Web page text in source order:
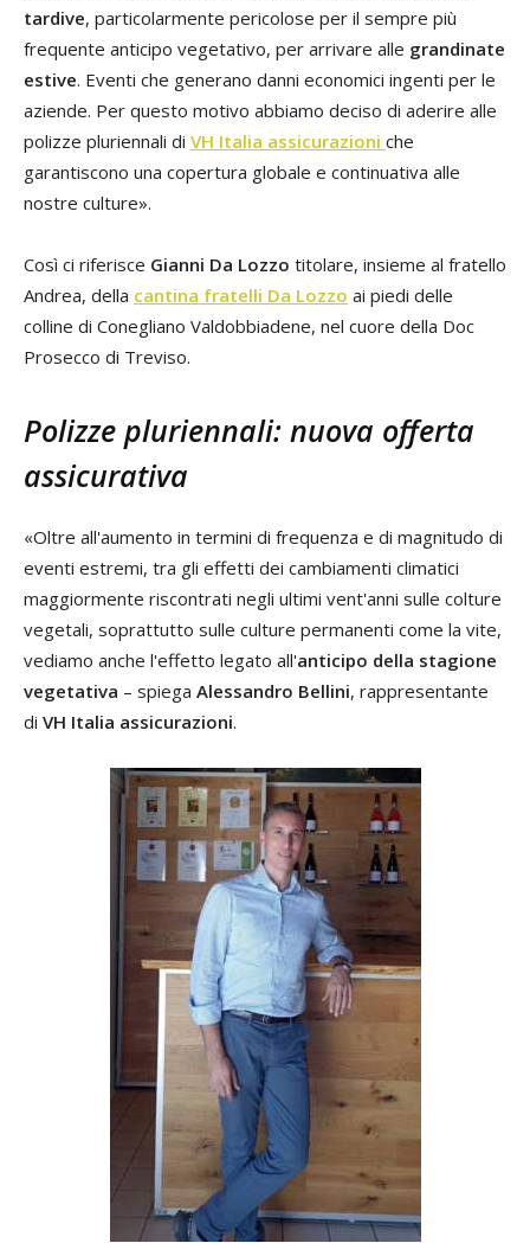
tardive, particolarmente pericolose per il sempre più
frequente anticipo vegetativo, per arrivare alle grandinate
estive. Eventi che generano danni economici ingenti per le
aziende. Per questo motivo abbiamo deciso di aderire alle
polizze pluriennali di VH Italia assicurazioni che
garantiscono una copertura globale e continuativa alle
nostre culture».
Così ci riferisce Gianni Da Lozzo titolare, insieme al fratello
Andrea, della cantina fratelli Da Lozzo ai piedi delle
colline di Conegliano Valdobbiadene, nel cuore della Doc
Prosecco di Treviso.
Polizze pluriennali: nuova offerta
assicurativa
«Oltre all'aumento in termini di frequenza e di magnitudo di
eventi estremi, tra gli effetti dei cambiamenti climatici
maggiormente riscontrati negli ultimi vent'anni sulle colture
vegetali, soprattutto sulle culture permanenti come la vite,
vediamo anche l'effetto legato all'anticipo della stagione
vegetativa – spiega Alessandro Bellini, rappresentante
di VH Italia assicurazioni.